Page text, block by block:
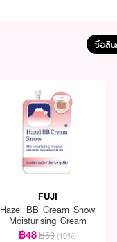
ซื้อสิน
FUJI
Hazel BB Cream Snow
Moisturising Cream
฿48฿59 (19%)